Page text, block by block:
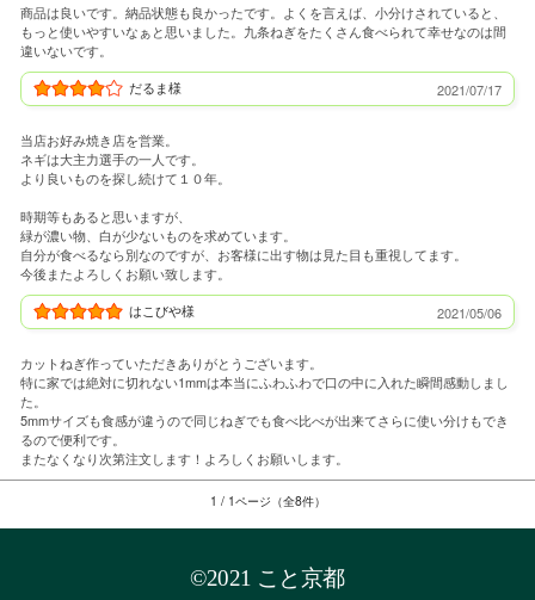
商品は良いです。納品状態も良かったです。よくを言えば、小分けされていると、
もっと使いやすいなぁと思いました。九条ねぎをたくさん食べられて幸せなのは間
違いないです。
だるま様
2021/07/17
当店お好み焼き店を営業。
ネギは大主力選手の一人です。
より良いものを探し続けて１０年。
時期等もあると思いますが、
緑が濃い物、白が少ないものを求めています。
自分が食べるなら別なのですが、お客様に出す物は見た目も重視してます。
今後またよろしくお願い致します。
はこびや様
2021/05/06
カットねぎ作っていただきありがとうございます。
特に家では絶対に切れない1mmは本当にふわふわで口の中に入れた瞬間感動しまし
た。
5mmサイズも食感が違うので同じねぎでも食べ比べが出来てさらに使い分けもでき
るので便利です。
またなくなり次第注文します！よろしくお願いします。
1 / 1ページ（全8件）